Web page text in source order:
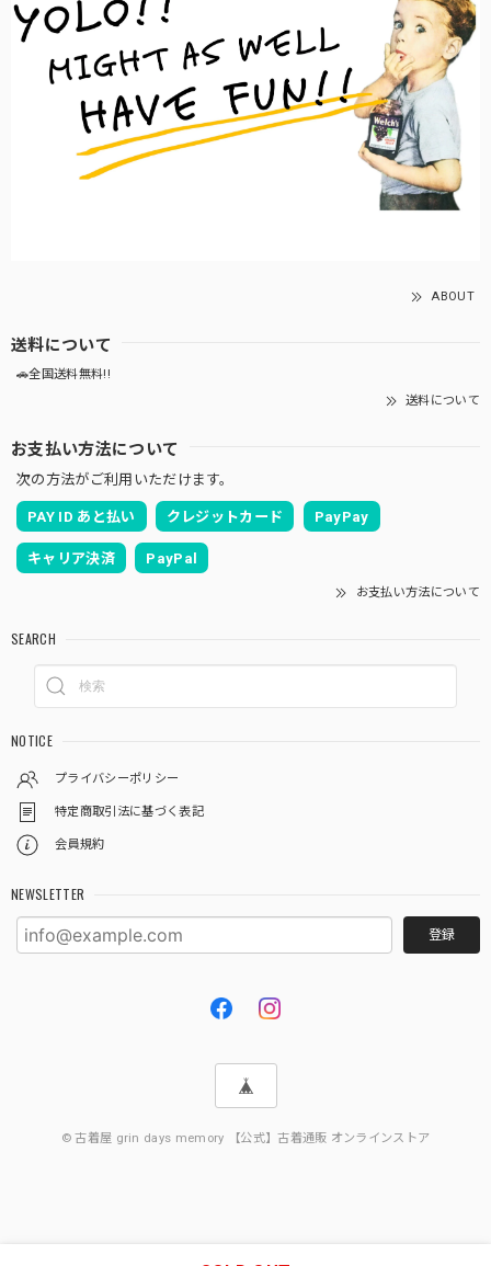
ABOUT
送料について
🚗全国送料無料!!
送料について
お支払い方法について
次の方法がご利用いただけます。
PAY ID あと払い クレジットカード PayPay
キャリア決済 PayPal
お支払い方法について
SEARCH
NOTICE
プライバシーポリシー
特定商取引法に基づく表記
会員規約
NEWSLETTER
登録
© 古着屋 grin days memory 【公式】古着通販 オンラインストア